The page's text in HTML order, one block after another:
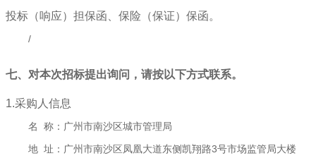
投标（响应）担保函、保险（保证）保函。
/
七、对本次招标提出询问，请按以下方式联系。
1.采购人信息
名 称： 广州市南沙区城市管理局
地 址： 广州市南沙区凤凰大道东侧凯翔路3号市场监管局大楼